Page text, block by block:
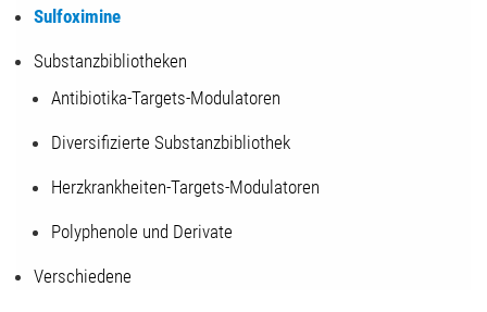
Sulfoximine
Substanzbibliotheken
Antibiotika-Targets-Modulatoren
Diversifizierte Substanzbibliothek
Herzkrankheiten-Targets-Modulatoren
Polyphenole und Derivate
Verschiedene